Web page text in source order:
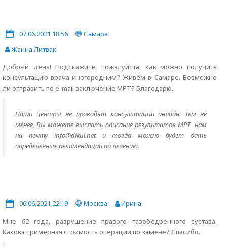
07.06.2021 18:56
Самара
Жанна Литвак
Добрый день! Подскажите, пожалуйста, как можно получить
консультацию врача иногородним? Живём в Самаре. Возможно
ли отправить по e-mail заключение МРТ? Благодарю.
Наши центры не проводят консультации онлайн. Тем не
менее, Вы можете выслать описание результатов МРТ нам
на почту info@dikul.net и тогда можно будет дать
определенные рекомендации по лечению.
06.06.2021 22:19 Москва
Ирина
Мне 62 года, разрушение правого тазобедренного сустава.
Какова примерная стоимость операции по замене? Спасибо.